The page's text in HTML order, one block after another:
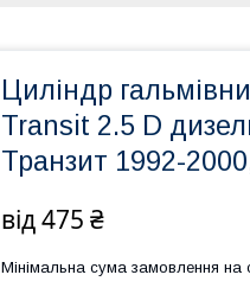
Циліндр
Transit 2.5 D
Транзит 1992-
від475 ₴
Мінімальна сума замовлення на